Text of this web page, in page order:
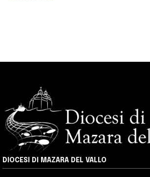
DIOCESI DI MAZARA DEL VALLO